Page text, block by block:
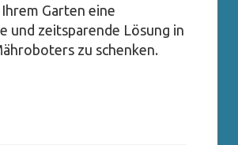
Garten eine
und zeitsparende Lösung in
zu schenken.